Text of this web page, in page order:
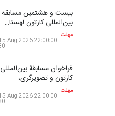
بیست و هشتمین مسابقه
بین‌المللی کارتون لهستا…
مهلت
Aug 2026 22:00:00
فراخوان مسابقۀ بین‌المللی
کارتون و تصویرگری،…
مهلت
Aug 2026 22:00:00